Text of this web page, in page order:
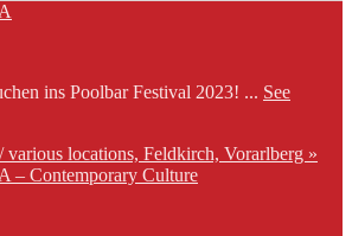
ins Poolbar Festival 2023! ... See
various locations, Feldkirch, Vorarlberg »
Contemporary Culture